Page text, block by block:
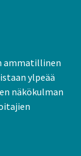
ammatillinen
ylpeää
näkökulman